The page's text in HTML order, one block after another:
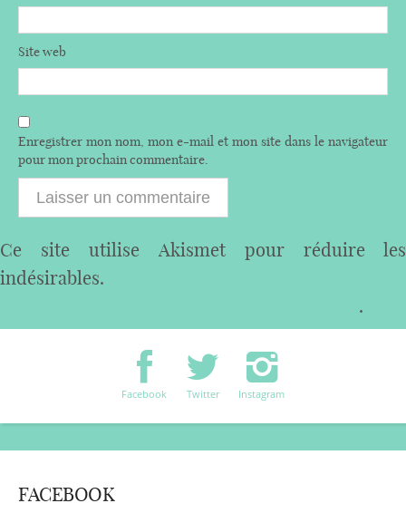
Site web
Enregistrer mon nom, mon e-mail et mon site dans le navigateur
pour mon prochain commentaire.
Ce site utilise Akismet pour réduire les
indésirables.
.
Facebook Twitter Instagram
FACEBOOK